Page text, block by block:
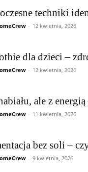
techniki
- 12 kwietnia, 2026
dla dzieci –
- 12 kwietnia, 2026
ale z
- 11 kwietnia, 2026
bez soli –
- 9 kwietnia, 2026